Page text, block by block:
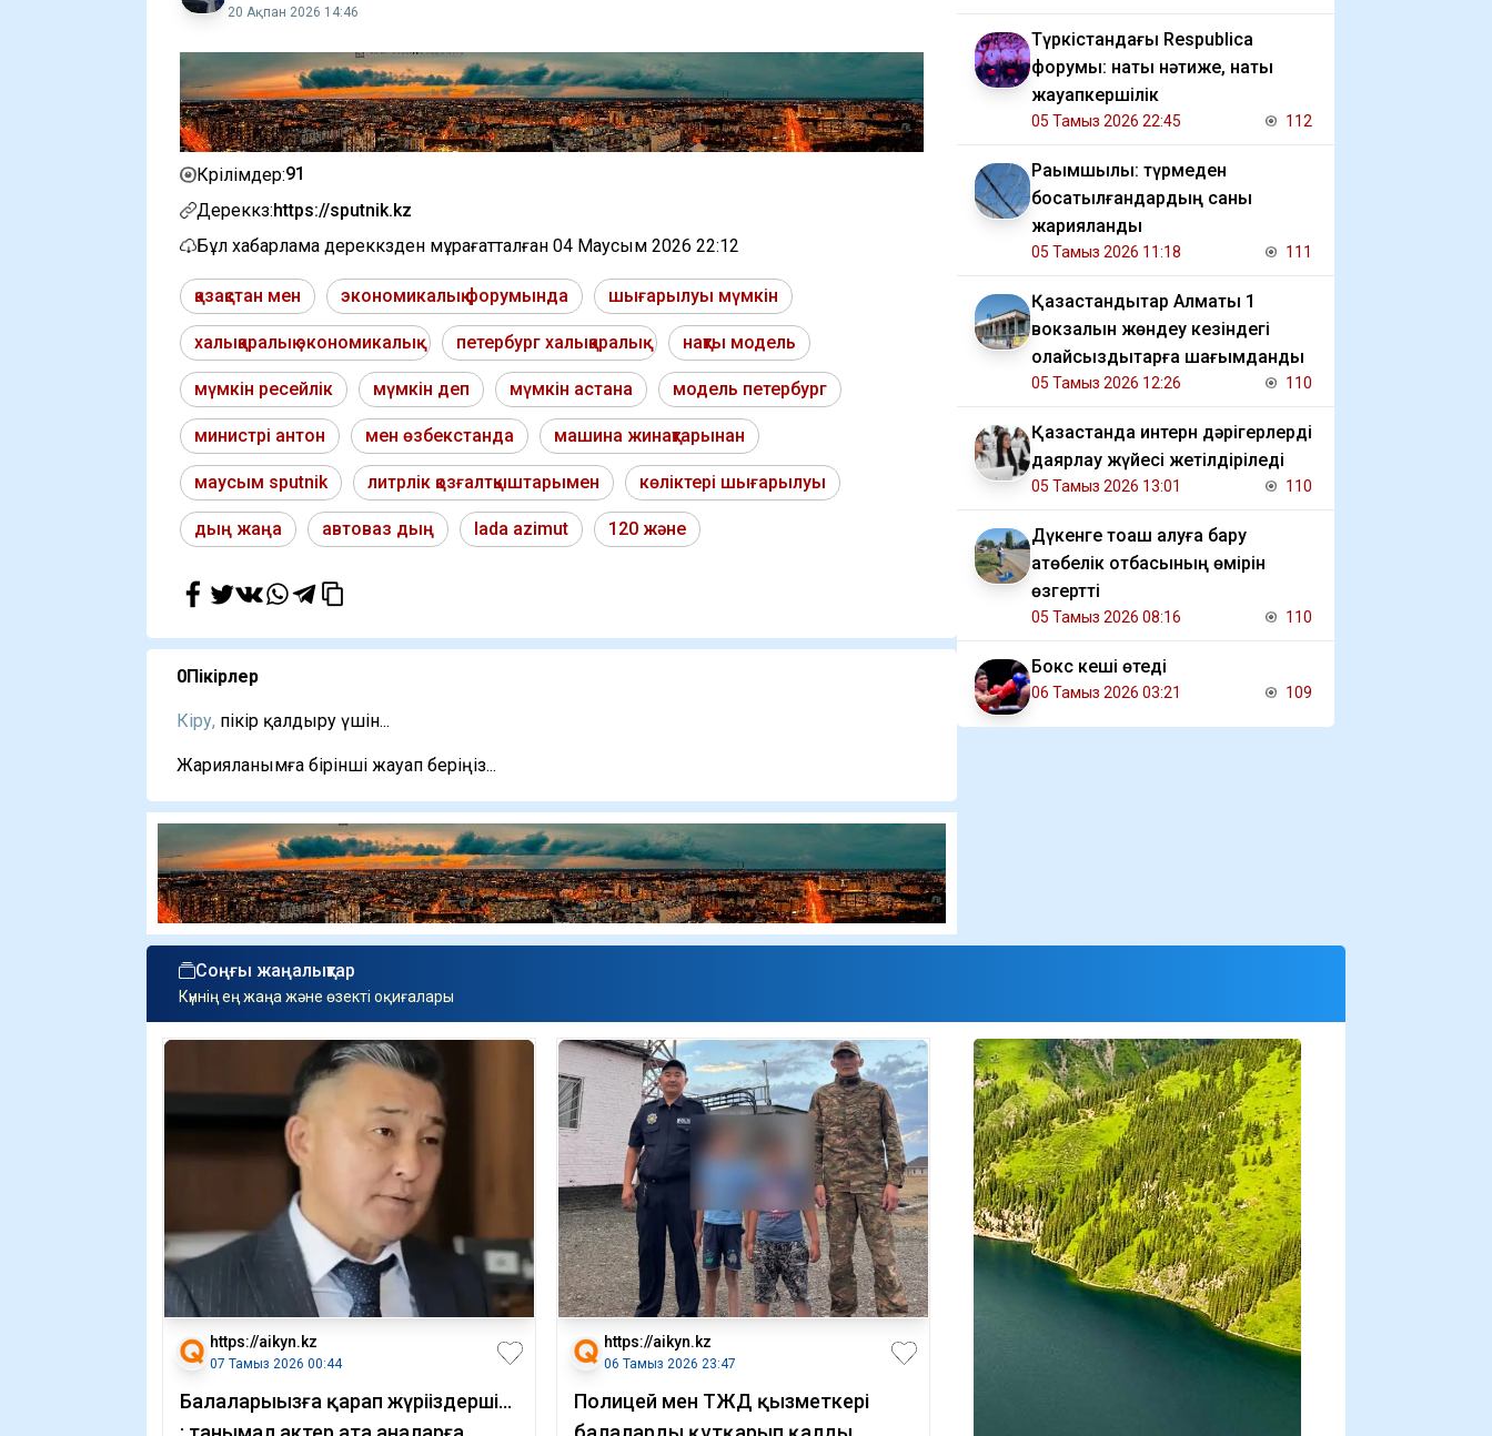
20 Ақпан 2026 14:46
Көрілімдер:91
Дереккөз:https://sputnik.kz
Бұл хабарлама дереккөзден мұрағатталған 04 Маусым 2026 22:12
қазақстан мен экономикалық форумында шығарылуы мүмкін
халықаралық экономикалық петербург халықаралық нақты модель
мүмкін ресейлік мүмкін деп мүмкін астана модель петербург
министрі антон мен өзбекстанда машина жинақтарынан
маусым sputnik литрлік қозғалтқыштарымен көліктері шығарылуы
дың жаңа автоваз дың lada azimut 120 және
0Пікірлер
Кіру, пікір қалдыру үшін...
Жарияланымға бірінші жауап беріңіз...
Түркістандағы Respublica
форумы: нақты нәтиже, нақты
жауапкершілік
05 Тамыз 2026 22:45 112
Рақымшылық: түрмеден
босатылғандардың саны
жарияланды
05 Тамыз 2026 11:18 111
Қазақстандықтар Алматы 1
вокзалын жөндеу кезіндегі
қолайсыздықтарға шағымданды
05 Тамыз 2026 12:26 110
Қазақстанда интерн дәрігерлерді
даярлау жүйесі жетілдіріледі
05 Тамыз 2026 13:01 110
Дүкенге тоқаш алуға бару
ақтөбелік отбасының өмірін
өзгертті
05 Тамыз 2026 08:16 110
Бокс кеші өтеді
06 Тамыз 2026 03:21 109
Соңғы жаңалықтар
Күннің ең жаңа және өзекті оқиғалары
https://aikyn.kz
07 Тамыз 2026 00:44
Балаларыңызға қарап жүріңіздерші...
https://aikyn.kz
06 Тамыз 2026 23:47
Полицей мен ТЖД қызметкері